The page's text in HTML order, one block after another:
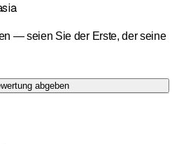
— seien Sie der Erste, der seine
abgeben